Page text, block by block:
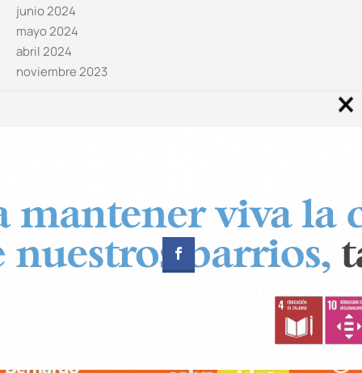
junio 2024
mayo 2024
abril 2024
noviembre 2023